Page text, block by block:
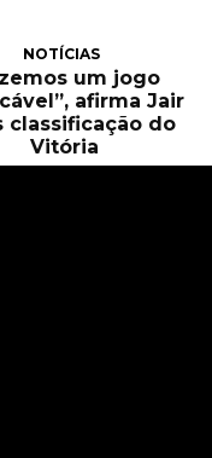
NOTÍCIAS
um jogo
afirma Jair
classificação do
Vitória